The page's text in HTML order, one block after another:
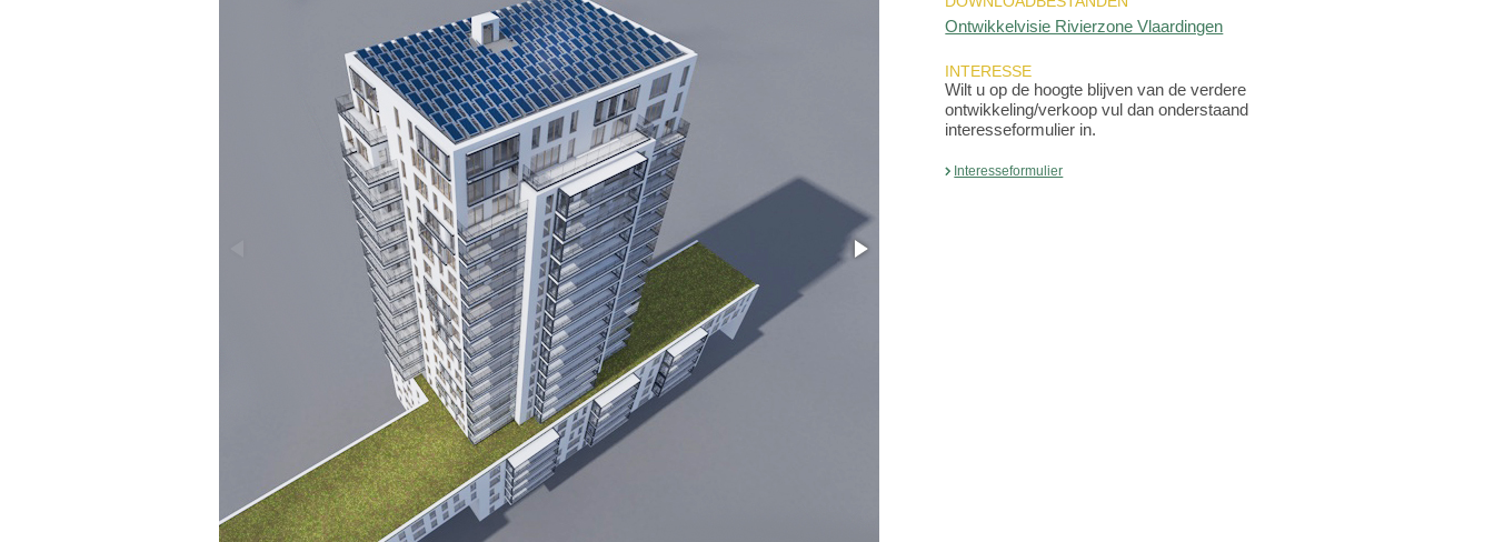
Ontwikkelvisie Rivierzone Vlaardingen
INTERESSE
Wilt u op de hoogte blijven van de verdere
ontwikkeling/verkoop vul dan onderstaand
interesseformulier in.
Interesseformulier